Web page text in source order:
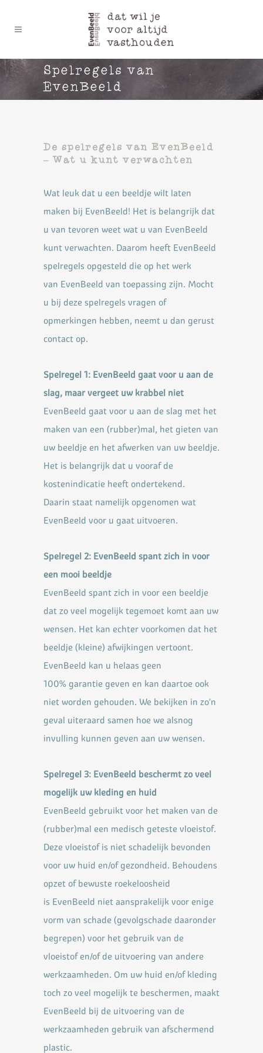
Spelregels van
EvenBeeld
De spelregels van EvenBeeld
– Wat u kunt verwachten
Wat leuk dat u een beeldje wilt laten
maken bij EvenBeeld! Het is belangrijk dat
u van tevoren weet wat u van EvenBeeld
kunt verwachten. Daarom heeft EvenBeeld
spelregels opgesteld die op het werk
van EvenBeeld van toepassing zijn. Mocht
u bij deze spelregels vragen of
opmerkingen hebben, neemt u dan gerust
contact op.
Spelregel 1: EvenBeeld gaat voor u aan de
slag, maar vergeet uw krabbel niet
EvenBeeld gaat voor u aan de slag met het
maken van een (rubber)mal, het gieten van
uw beeldje en het afwerken van uw beeldje.
Het is belangrijk dat u vooraf de
kostenindicatie heeft ondertekend.
Daarin staat namelijk opgenomen wat
EvenBeeld voor u gaat uitvoeren.
Spelregel 2: EvenBeeld spant zich in voor
een mooi beeldje
EvenBeeld spant zich in voor een beeldje
dat zo veel mogelijk tegemoet komt aan uw
wensen. Het kan echter voorkomen dat het
beeldje (kleine) afwijkingen vertoont.
EvenBeeld kan u helaas geen
100% garantie geven en kan daartoe ook
niet worden gehouden. We bekijken in zo’n
geval uiteraard samen hoe we alsnog
invulling kunnen geven aan uw wensen.
Spelregel 3: EvenBeeld beschermt zo veel
mogelijk uw kleding en huid
EvenBeeld gebruikt voor het maken van de
(rubber)mal een medisch geteste vloeistof.
Deze vloeistof is niet schadelijk bevonden
voor uw huid en/of gezondheid. Behoudens
opzet of bewuste roekeloosheid
is EvenBeeld niet aansprakelijk voor enige
vorm van schade (gevolgschade daaronder
begrepen) voor het gebruik van de
vloeistof en/of de uitvoering van andere
werkzaamheden. Om uw huid en/of kleding
toch zo veel mogelijk te beschermen, maakt
EvenBeeld bij de uitvoering van de
werkzaamheden gebruik van afschermend
plastic.